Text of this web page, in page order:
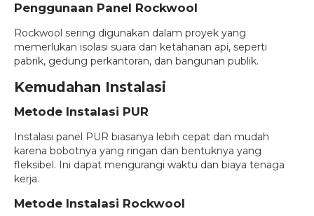
Penggunaan Panel Rockwool
Rockwool sering digunakan dalam proyek yang
memerlukan isolasi suara dan ketahanan api, seperti
pabrik, gedung perkantoran, dan bangunan publik.
Kemudahan Instalasi
Metode Instalasi PUR
Instalasi panel PUR biasanya lebih cepat dan mudah
karena bobotnya yang ringan dan bentuknya yang
fleksibel. Ini dapat mengurangi waktu dan biaya tenaga
kerja.
Metode Instalasi Rockwool